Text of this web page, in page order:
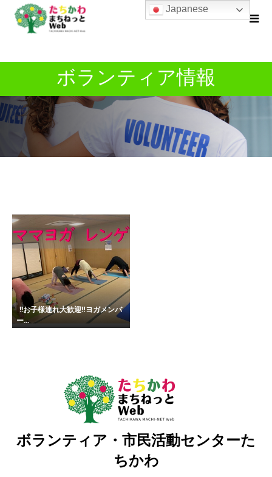
ボランティア情報
!!お子様連れ大歓迎‼︎ヨガメンバ
ー...
ボランティア・市民活動センターた
ちかわ
Japanese